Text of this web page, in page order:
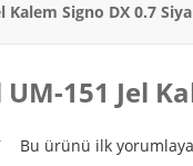
Kalem Signo DX 0.7
151 Jel
Bu ürünü ilk